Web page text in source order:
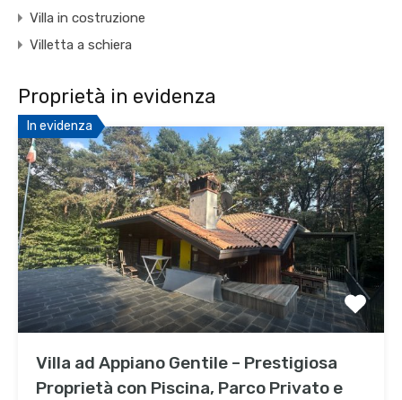
Villa in costruzione
Villetta a schiera
Proprietà in evidenza
In evidenza
Villa ad Appiano Gentile – Prestigiosa
Proprietà con Piscina, Parco Privato e